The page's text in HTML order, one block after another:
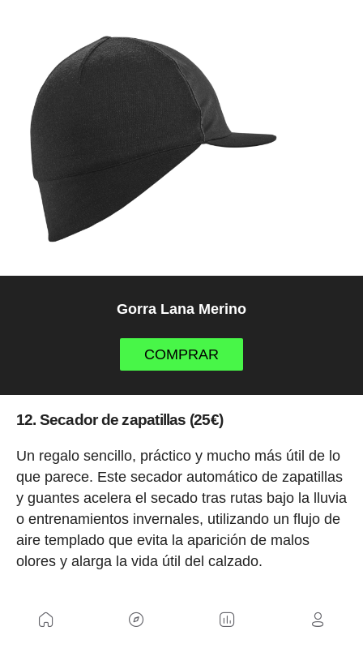
Gorra Lana Merino
COMPRAR
12. Secador de zapatillas (25€)
Un regalo sencillo, práctico y mucho más útil de lo
que parece. Este secador automático de zapatillas
y guantes acelera el secado tras rutas bajo la lluvia
o entrenamientos invernales, utilizando un flujo de
aire templado que evita la aparición de malos
olores y alarga la vida útil del calzado.
permiten dejarlo funcionando con total tranquilidad,